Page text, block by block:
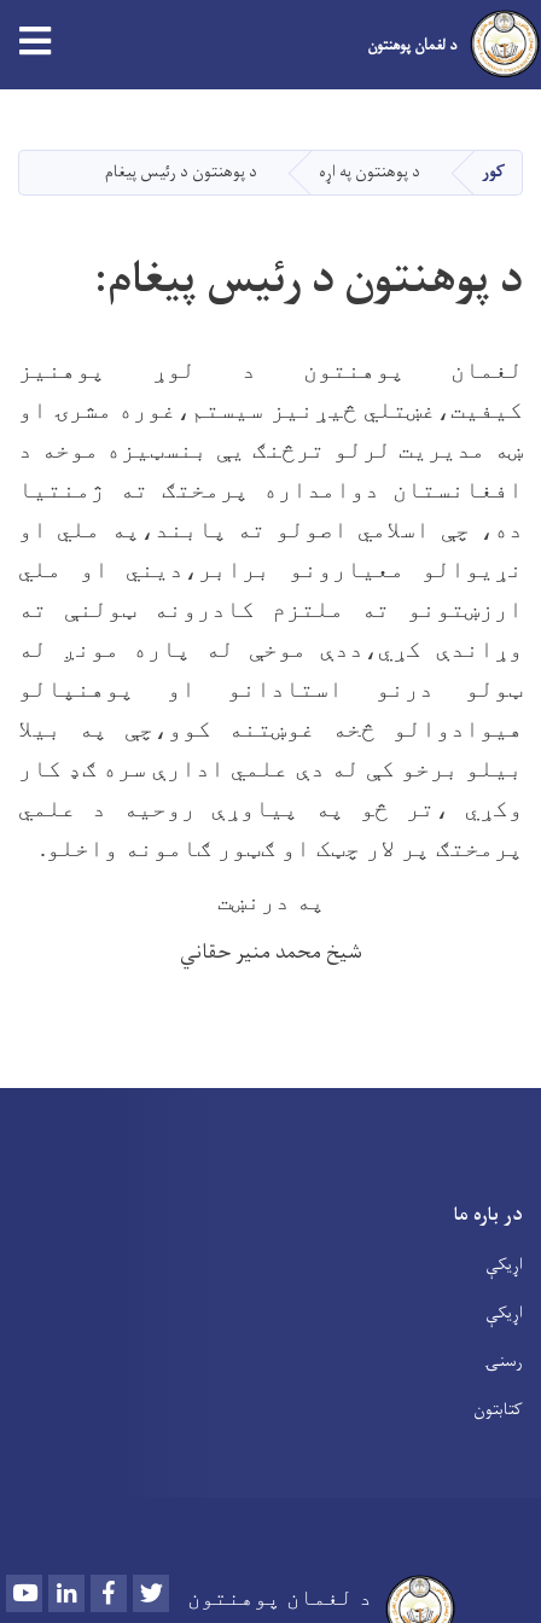
دانګل
د لغمان پوهنتون
کور د پوهنتون په اړه د پوهنتون د رئیس پیغام
د پوهنتون د رئیس پیغام:
لغمان پوهنتون د لوړ پوهنیز
کیفیت،غښتلي څیړنیز سیستم،غوره مشرۍ او
ښه مدیریت لرلو ترڅنګ یې بنسټیزه موخه د
افغانستان دوامداره پرمختګ ته ژمنتیا
ده، چې اسلامي اصولو ته پابند،په ملي او
نړیوالو معیارونو برابر،دیني او ملي
ارزښتونو ته ملتزم کادرونه ټولنې ته
وړاندې کړي،ددې موخې له پاره مونږ له
ټولو درنو استادانو او پوهنپالو
هیوادوالو څخه غوښتنه کوو،چې په بیلا
بیلو برخو کې له دې علمي ادارې سره ګډ کار
وکړي ،تر څو په پیاوړې روحیه د علمي
پرمختګ پر لار چټک او ګټور ګامونه واخلو.
په درنښت
شیخ محمد منیر حقاني
در باره ما
اړیکې
اړیکې
رسنۍ
کتابتون
د لغمان پوهنتون YoutubeLinkedInFacebook